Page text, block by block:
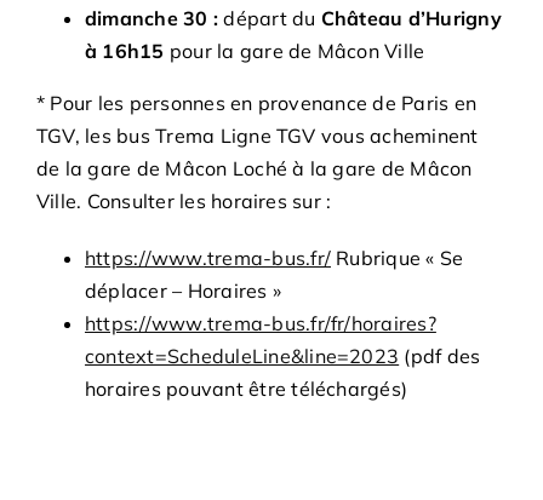
dimanche 30 :départ du Château d’Hurigny
à 16h15 pour la gare de Mâcon Ville
* Pour les personnes en provenance de Paris en
TGV, les bus Trema Ligne TGV vous acheminent
de la gare de Mâcon Loché à la gare de Mâcon
Ville. Consulter les horaires sur :
https://www.trema-bus.fr/ Rubrique « Se
déplacer – Horaires »
https://www.trema-bus.fr/fr/horaires?
context=ScheduleLine&line=2023 (pdf des
horaires pouvant être téléchargés)